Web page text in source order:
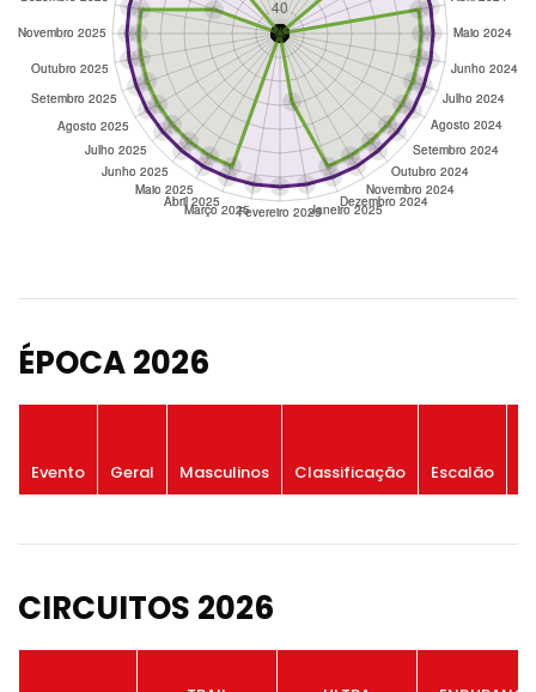
ÉPOCA 2026
Evento Geral Masculinos Classificação Escalão
CIRCUITOS 2026